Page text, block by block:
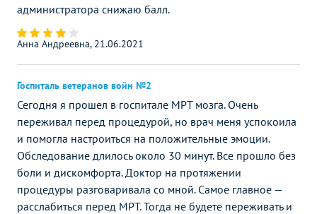
администратора снижаю балл.
Анна Андреевна, 21.06.2021
Госпиталь ветеранов войн №2
Сегодня я прошел в госпитале МРТ мозга. Очень
переживал перед процедурой, но врач меня успокоила
и помогла настроиться на положительные эмоции.
Обследование длилось около 30 минут. Все прошло без
боли и дискомфорта. Доктор на протяжении
процедуры разговаривала со мной. Самое главное —
расслабиться перед МРТ. Тогда не будете переживать и